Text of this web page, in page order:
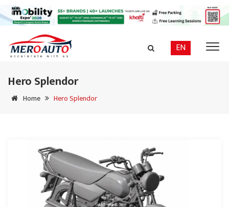
EN
Hero Splendor
Home Hero Splendor